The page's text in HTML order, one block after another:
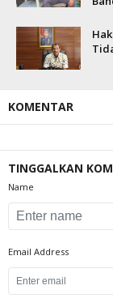
KOMENTAR
TINGGALKAN
Name
Email Address